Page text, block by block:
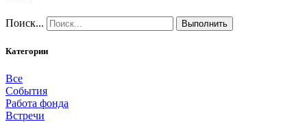
Поиск... Выполнить
Категории
Все
События
Работа фонда
Встречи